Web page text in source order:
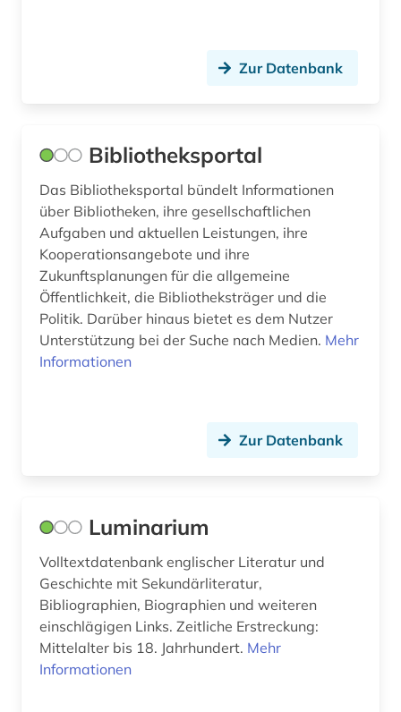
bildende kunst (3)
bilder (1)
bildgebendes verfahren (1)
bildmaterial (1)
bildnis (1)
bildstein (1)
bildstock (1)
bildungssysteme (1)
bildungswesen (1)
bildwissenschaft (2)
biodiversität (1)
Zur Datenbank
Bibliotheksportal
Das Bibliotheksportal bündelt Informationen
über Bibliotheken, ihre gesellschaftlichen
Aufgaben und aktuellen Leistungen, ihre
Kooperationsangebote und ihre
Zukunftsplanungen für die allgemeine
Öffentlichkeit, die Bibliotheksträger und die
Politik. Darüber hinaus bietet es dem Nutzer
Unterstützung bei der Suche nach Medien. Mehr
Informationen
Zur Datenbank
Luminarium
Volltextdatenbank englischer Literatur und
Geschichte mit Sekundärliteratur,
Bibliographien, Biographien und weiteren
einschlägigen Links. Zeitliche Erstreckung:
Mittelalter bis 18. Jahrhundert. Mehr
Informationen